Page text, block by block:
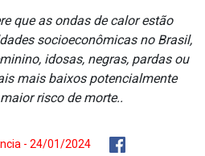
que as ondas de calor estão
socioeconômicas no Brasil,
idosas, negras, pardas ou
mais baixos potencialmente
risco de morte..
- 24/01/2024